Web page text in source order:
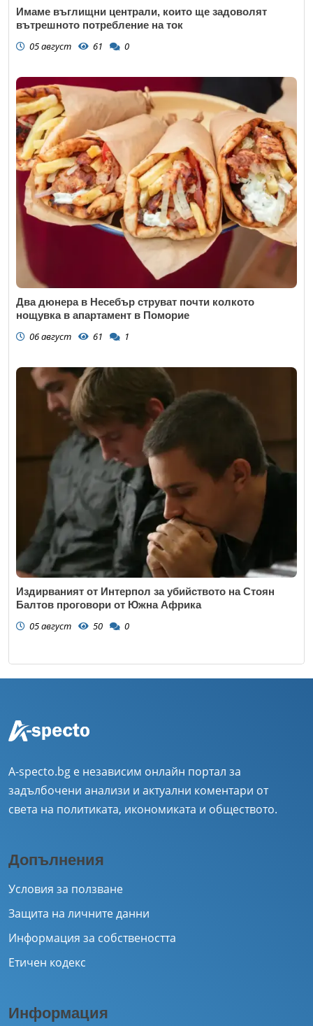
Имаме въглищни централи, които ще задоволят
вътрешното потребление на ток
05 август 61 0
Два дюнера в Несебър струват почти колкото
нощувка в апартамент в Поморие
06 август 61 1
Издирваният от Интерпол за убийството на Стоян
Балтов проговори от Южна Африка
05 август 50 0
A-specto.bg е независим онлайн портал за
задълбочени анализи и актуални коментари от
света на политиката, икономиката и обществото.
Допълнения
Условия за ползване
Защита на личните данни
Информация за собствеността
Етичен кодекс
Информация